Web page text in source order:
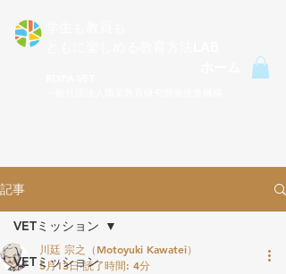
記事
VETミッション
VETミッション
川廷 宗之（Motoyuki Kawatei）
5月13日 読了時間: 4分